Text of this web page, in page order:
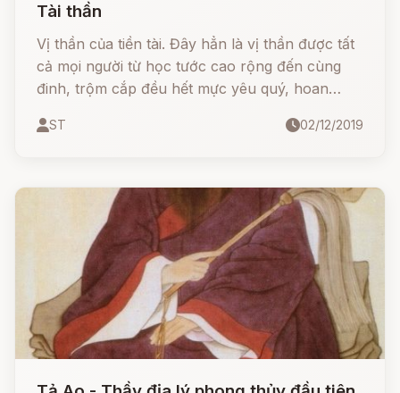
Tài thần
Vị thần của tiền tài. Đây hẳn là vị thần được tất
cả mọi người từ học tước cao rộng đến cùng
đinh, trộm cắp đều hết mực yêu quý, hoan
ST 02/12/2019